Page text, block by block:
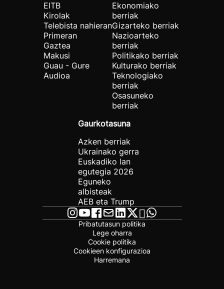
EITB
Kirolak
Telebista nahieran
Primeran
Gaztea
Makusi
Guau - Gure
Audioa
Ekonomiako
berriak
Gizarteko berriak
Nazioarteko
berriak
Politikako berriak
Kulturako berriak
Teknologiako
berriak
Osasuneko
berriak
Gaurkotasuna
Azken berriak
Ukrainako gerra
Euskadiko lan
egutegia 2026
Eguneko
albisteak
AEB eta Trump
Pribatutasun politika
Lege oharra
Cookie politika
Cookieen konfigurazioa
Harremana